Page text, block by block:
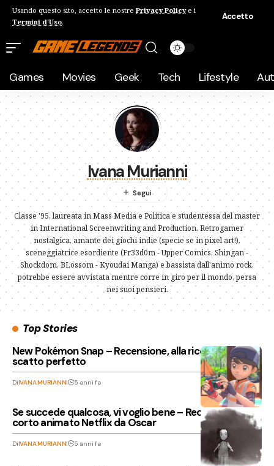
Usando questo sito, accetto le nostre Privacy Policye i
Termini d'Uso.
Accetto
Games Movies Geek Tech Lifestyle
Ivana Murianni
Classe '95, laureata in Mass Media e Politica e studentessa del master
in International Screenwriting and Production. Retrogamer
nostalgica, amante dei giochi indie (specie se in pixel art!),
sceneggiatrice esordiente (Fr33d0m - Upper Comics, Shingan -
Shockdom, BLossom - Kyoudai Manga) e bassista dall'animo rock,
potrebbe essere avvistata mentre corre in giro per il mondo, persa
nei suoi pensieri.
Top Stories
New Pokémon Snap – Recensione, alla ricerca dello
scatto perfetto
DiIVANA MURIANNI 5 anni fa
Se succede qualcosa, vi voglio bene – Recensione del
corto animato Netflix da Oscar
DiIVANA MURIANNI 5 anni fa